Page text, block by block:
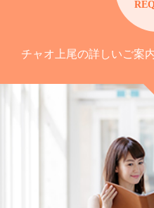
チャオ上尾の詳しいご案